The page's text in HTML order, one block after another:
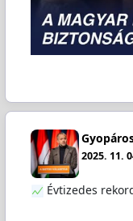
2025. 11.
Évtizedes